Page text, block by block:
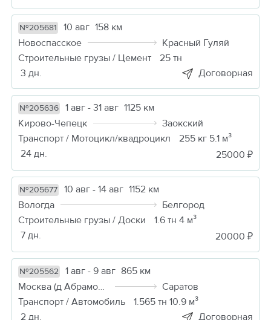
№205681 10 авг 158 км
Новоспасское
Красный Гуляй
Строительные грузы / Цемент
25 тн
3 дн.
Договорная
№205636 1 авг - 31 авг 1125 км
Кирово-Чепецк
Заокский
Транспорт / Мотоцикл/квадроцикл
255 кг 5.1 м³
24 дн.
25000 ₽
№205677 10 авг - 14 авг 1152 км
Вологда
Белгород
Строительные грузы / Доски
1.6 тн 4 м³
7 дн.
20000 ₽
№205562 1 авг - 9 авг 865 км
Москва (д Абрамовка)
Саратов
Транспорт / Автомобиль
1.565 тн 10.9 м³
2 дн.
Договорная